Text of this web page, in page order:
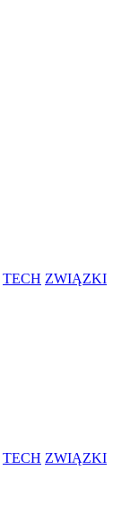
TECH ZWIĄZKI
TECH ZWIĄZKI